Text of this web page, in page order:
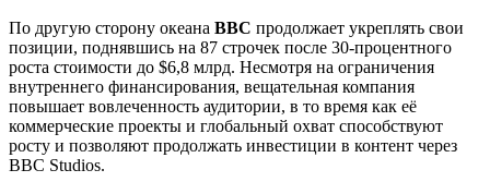
По другую сторону океана BBC продолжает укреплять свои
позиции, поднявшись на 87 строчек после 30-процентного
роста стоимости до $6,8 млрд. Несмотря на ограничения
внутреннего финансирования, вещательная компания
повышает вовлеченность аудитории, в то время как её
коммерческие проекты и глобальный охват способствуют
росту и позволяют продолжать инвестиции в контент через
BBC Studios.